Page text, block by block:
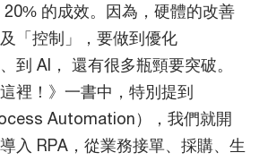
的成效。因為，硬體的改善
「控制」，要做到優化
到 AI， 還有很多瓶頸要突破。
裡！》一書中，特別提到
Automation），我們就開
入 RPA，從業務接單、採購、生